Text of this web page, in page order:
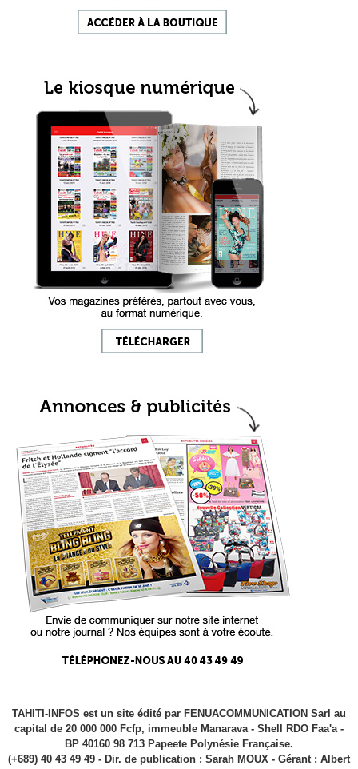
TAHITI-INFOS est un site édité par FENUACOMMUNICATION Sarl au
capital de 20 000 000 Fcfp, immeuble Manarava - Shell RDO Faa'a -
BP 40160 98 713 Papeete Polynésie Française.
(+689) 40 43 49 49 - Dir. de publication : Sarah MOUX - Gérant : Albert